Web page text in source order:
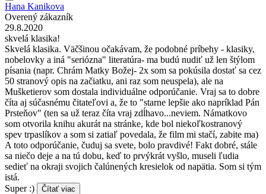
Hana Kanikova
Overený zákazník
29.8.2020
skvelá klasika!
Skvelá klasika. Väčšinou očakávam, že podobné príbehy - klasiky,
nobelovky a iná "seriózna" literatúra- ma budú nudiť už len štýlom
písania (napr. Chrám Matky Božej- 2x som sa pokúsila dostať sa cez
50 stranový opis na začiatku, ani raz som neuspela), ale na
Mušketierov som dostala individuálne odporúčanie. Vraj sa to dobre
číta aj súčasnému čitateľovi a, že to "starne lepšie ako napríklad Pán
Prsteňov" (ten sa už teraz číta vraj zdĺhavo...neviem. Námatkovo
som otvorila knihu akurát na stránke, kde bol niekoľkostranový
spev trpaslíkov a som si zatiaľ povedala, že film mi stačí, zabite ma)
A toto odporúčanie, čuduj sa svete, bolo pravdivé! Fakt dobré, stále
sa niečo deje a na tú dobu, keď to prvýkrát vyšlo, museli ľudia
sedieť na okraji svojich čalúnených kresielok od napätia. Som si tým
istá.
Super :)
Čítať viac